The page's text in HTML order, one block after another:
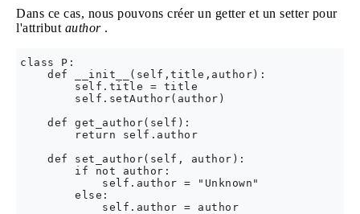
Dans ce cas, nous pouvons créer un getter et un setter pour
l'attribut author.
class P:
    def __init__(self,title,author):
        self.title = title
        self.setAuthor(author)
    def get_author(self):
        return self.author
    def set_author(self, author):
        if not author:
            self.author = "Unknown"
        else: